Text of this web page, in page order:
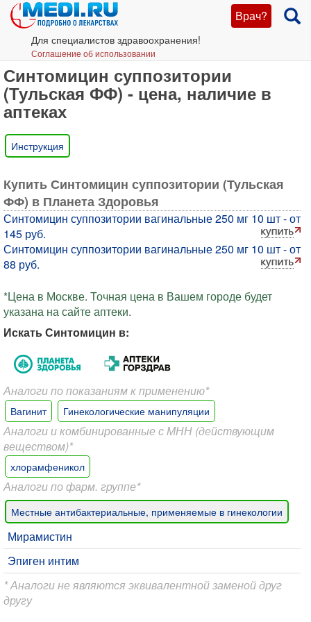
Врач?
Для специалистов здравоохранения!
Соглашение об использовании
Синтомицин суппозитории
(Тульская ФФ) - цена, наличие в
аптеках
Инструкция
Купить Синтомицин суппозитории (Тульская
ФФ) в Планета Здоровья
Синтомицин суппозитории вагинальные 250 мг 10 шт - от
145 руб.
Синтомицин суппозитории вагинальные 250 мг 10 шт - от
88 руб.
*Цена в Москве. Точная цена в Вашем городе будет
указана на сайте аптеки.
Искать Синтомицин в:
Аналоги по показаниям к применению*
Вагинит Гинекологические манипуляции
Аналоги и комбинированные с МНН (действующим
веществом)*
хлорамфеникол
Аналоги по фарм. группе*
Местные антибактериальные, применяемые в гинекологии
Мирамистин
Эпиген интим
* Аналоги не являются эквивалентной заменой друг
другу